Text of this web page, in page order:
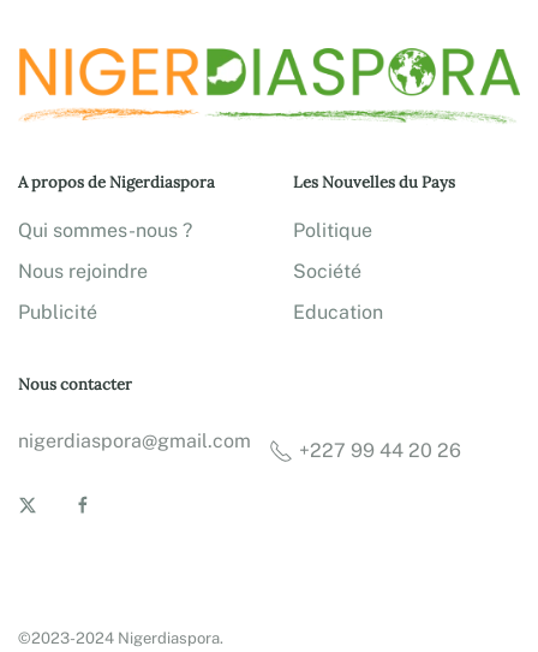
A propos de Nigerdiaspora
Qui sommes-nous ?
Nous rejoindre
Publicité
Les Nouvelles du Pays
Politique
Société
Education
Nous contacter
nigerdiaspora@gmail.com +227 99 44 20 26
©2023-2024 Nigerdiaspora.